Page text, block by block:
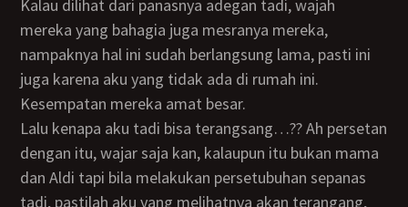
Kalau dilihat dari panasnya adegan tadi, wajah
mereka yang bahagia juga mesranya mereka,
nampaknya hal ini sudah berlangsung lama, pasti ini
juga karena aku yang tidak ada di rumah ini.
Kesempatan mereka amat besar.
Lalu kenapa aku tadi bisa terangsang…?? Ah persetan
dengan itu, wajar saja kan, kalaupun itu bukan mama
dan Aldi tapi bila melakukan persetubuhan sepanas
tadi, pastilah aku yang melihatnya akan terangang,